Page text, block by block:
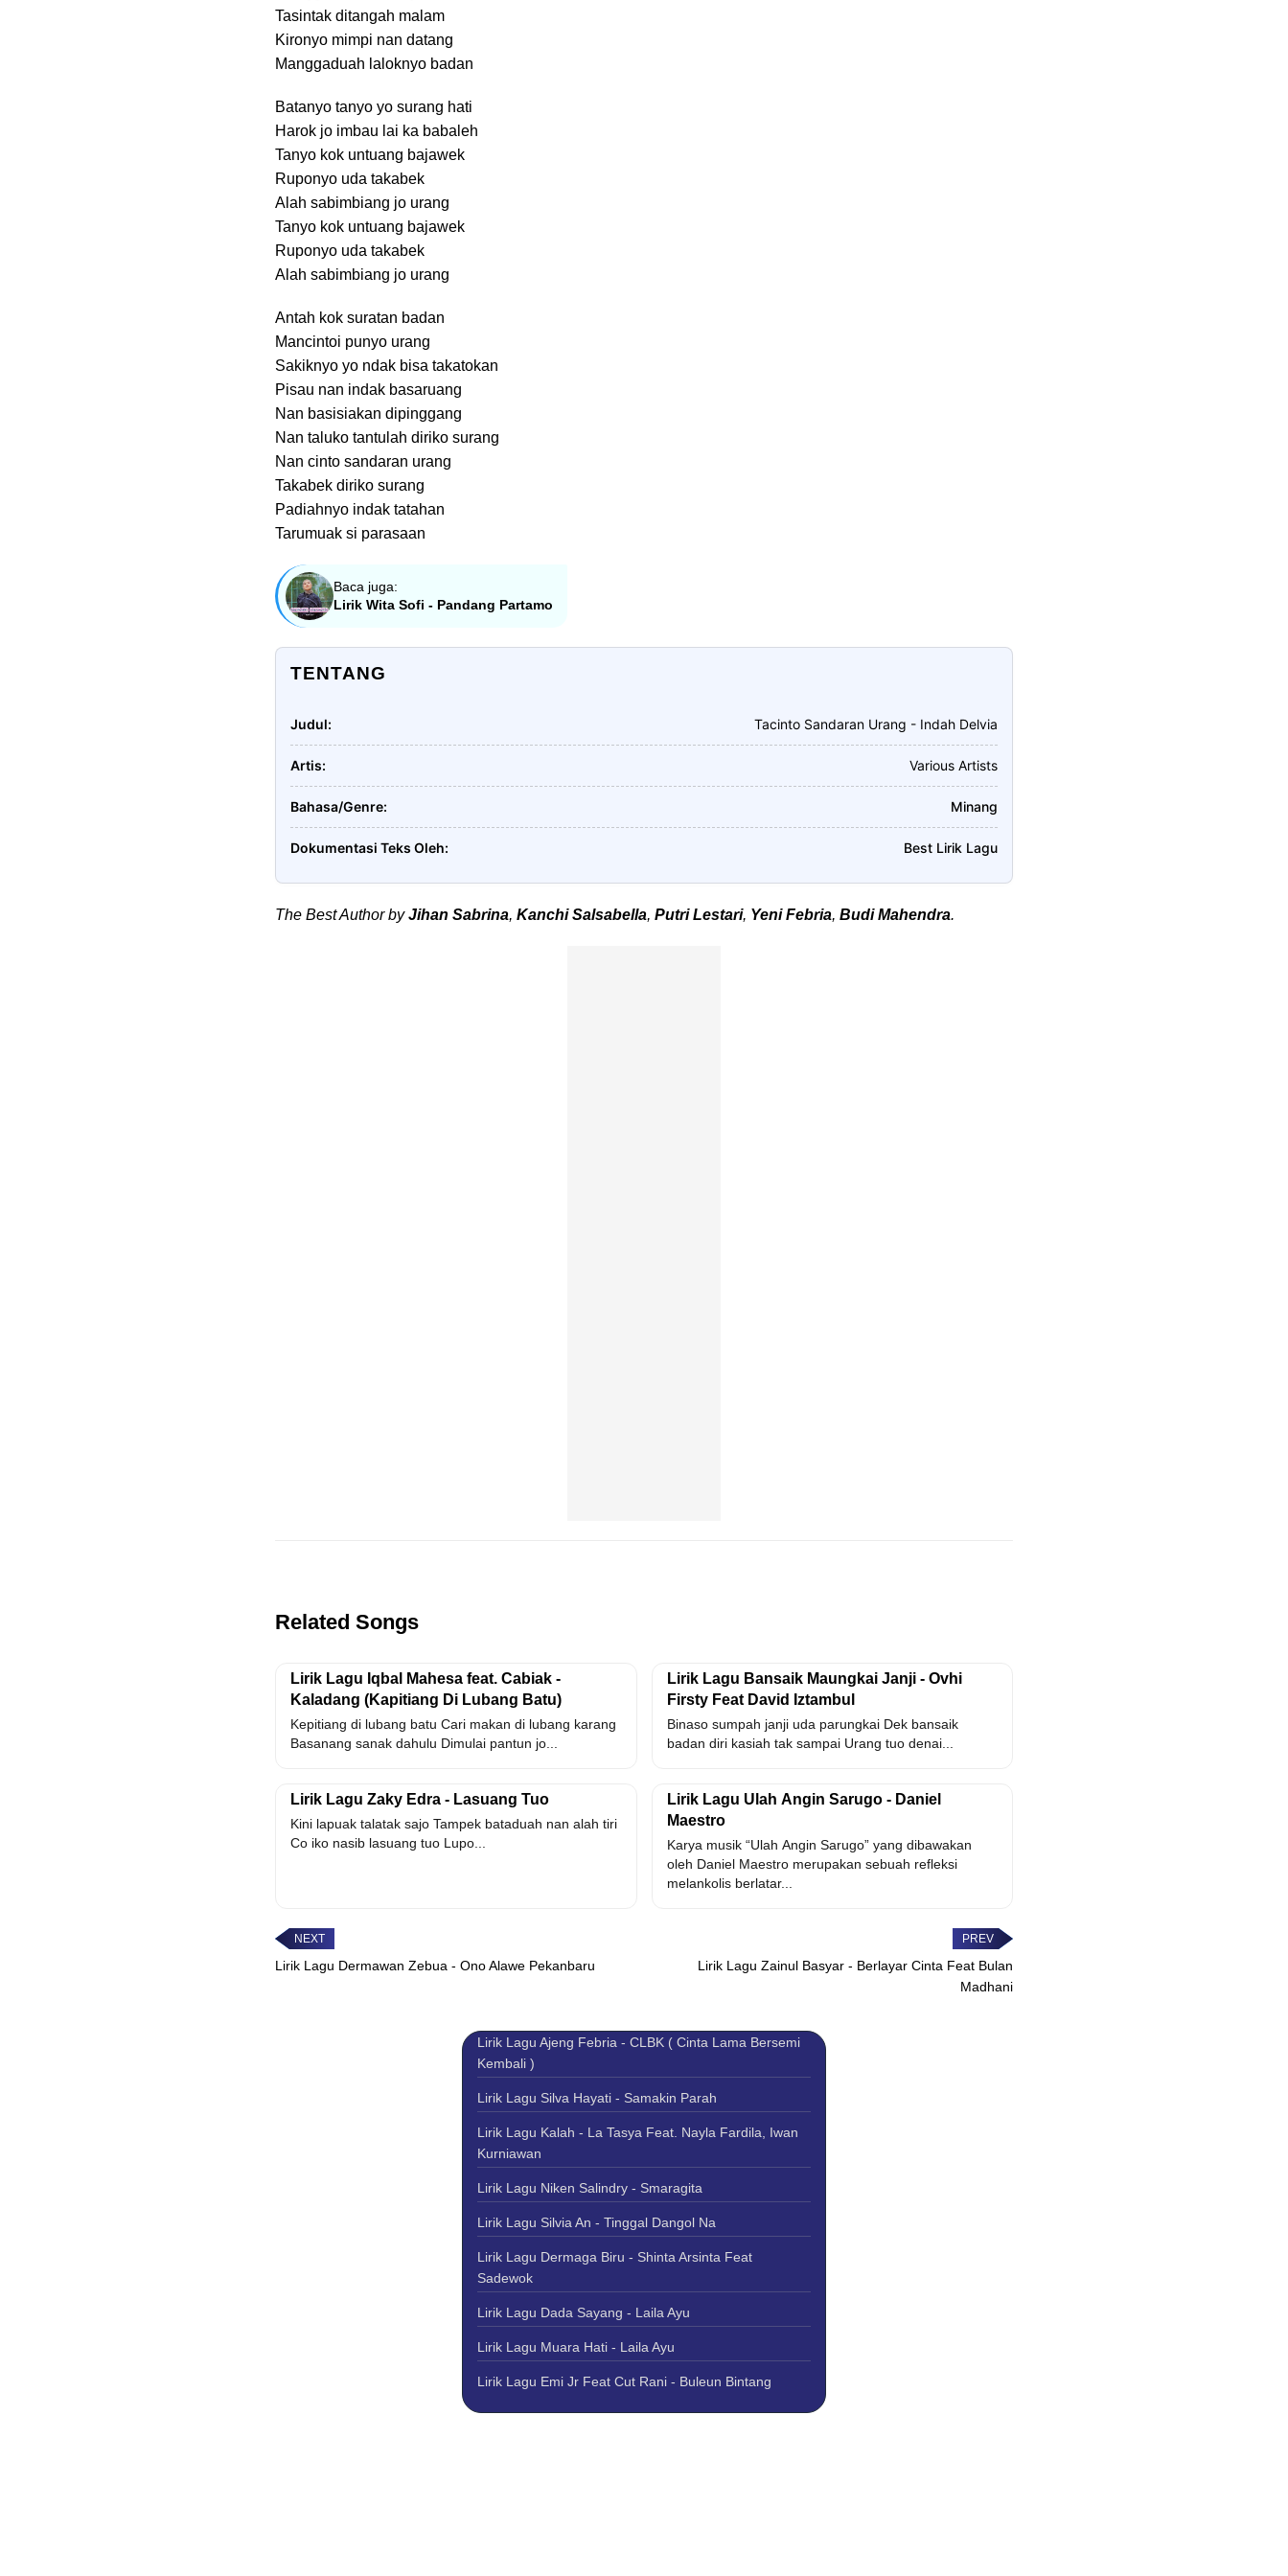
Tasintak ditangah malam
Kironyo mimpi nan datang
Manggaduah laloknyo badan
Batanyo tanyo yo surang hati
Harok jo imbau lai ka babaleh
Tanyo kok untuang bajawek
Ruponyo uda takabek
Alah sabimbiang jo urang
Tanyo kok untuang bajawek
Ruponyo uda takabek
Alah sabimbiang jo urang
Antah kok suratan badan
Mancintoi punyo urang
Sakiknyo yo ndak bisa takatokan
Pisau nan indak basaruang
Nan basisiakan dipinggang
Nan taluko tantulah diriko surang
Nan cinto sandaran urang
Takabek diriko surang
Padiahnyo indak tatahan
Tarumuak si parasaan
Baca juga:
Lirik Wita Sofi - Pandang Partamo
TENTANG
Judul Tacinto Sandaran Urang - Indah Delvia
Artis Various Artists
Bahasa/Genre Minang
Dokumentasi Teks Oleh Best Lirik Lagu
The Best Author byJihan Sabrina, Kanchi Salsabella, Putri Lestari, Yeni Febria, Budi Mahendra.
Related Songs
Lirik Lagu Iqbal Mahesa feat. Cabiak -
Kaladang (Kapitiang Di Lubang Batu)
Kepitiang di lubang batu Cari makan di lubang karang
Basanang sanak dahulu Dimulai pantun jo...
Lirik Lagu Bansaik Maungkai Janji - Ovhi
Firsty Feat David Iztambul
Binaso sumpah janji uda parungkai Dek bansaik
badan diri kasiah tak sampai Urang tuo denai...
Lirik Lagu Zaky Edra - Lasuang Tuo
Kini lapuak talatak sajo Tampek bataduah nan alah tiri
Co iko nasib lasuang tuo Lupo...
Lirik Lagu Ulah Angin Sarugo - Daniel
Maestro
Karya musik “Ulah Angin Sarugo” yang dibawakan
oleh Daniel Maestro merupakan sebuah refleksi
melankolis berlatar...
Lirik Lagu Dermawan Zebua - Ono Alawe Pekanbaru
Lirik Lagu Zainul Basyar - Berlayar Cinta Feat Bulan
Madhani
Lirik Lagu Ajeng Febria - CLBK ( Cinta Lama Bersemi
Kembali )
Lirik Lagu Silva Hayati - Samakin Parah
Lirik Lagu Kalah - La Tasya Feat. Nayla Fardila, Iwan
Kurniawan
Lirik Lagu Niken Salindry - Smaragita
Lirik Lagu Silvia An - Tinggal Dangol Na
Lirik Lagu Dermaga Biru - Shinta Arsinta Feat
Sadewok
Lirik Lagu Dada Sayang - Laila Ayu
Lirik Lagu Muara Hati - Laila Ayu
Lirik Lagu Emi Jr Feat Cut Rani - Buleun Bintang